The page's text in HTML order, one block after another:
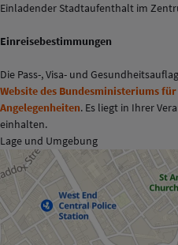
Einladender Stadtaufenthalt im
Einreisebestimmungen
Die Pass-, Visa- und
Website des Bundesministeriums
Angelegenheiten. Es liegt in Ihrer
einhalten.
Lage und Umgebung